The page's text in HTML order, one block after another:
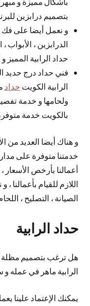
بتصميم درابزين
و نعمل أيضا على فك
الدرابزين ، الأبواب
حداد الرابية المميز
فني حداد درج حديد
الرابية الكويت حداد
ولحامها و خدمة
بالكويت خدمة
و هناك أيضا العديد من
أعمالنا بأرخص الأسعار
اللازم للقيام بأعمالنا
الصيانة ، التصليح ،
حداد الرابية
هل ترغب بتصميم مظلة
الرابية ماهر في عمله و
يمكنك الإعتماد علينا